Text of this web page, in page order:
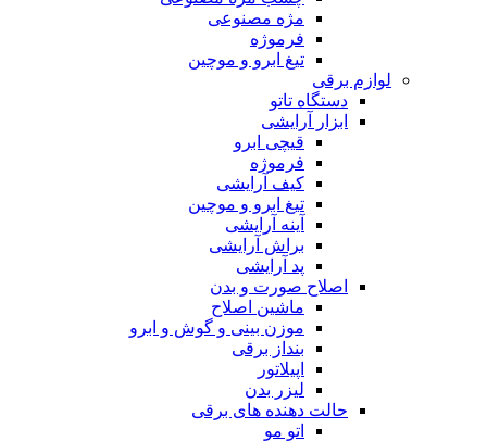
مژه مصنوعی
فرموژه
تیغ ابرو و موچین
لوازم برقی
دستگاه تاتو
ابزار آرایشی
قیچی ابرو
فرموژه
کیف آرایشی
تیغ ابرو و موچین
آینه آرایشی
براش آرایشی
پد آرایشی
اصلاح صورت و بدن
ماشین اصلاح
موزن بینی و گوش و ابرو
بنداز برقی
اپیلاتور
لیزر بدن
حالت دهنده های برقی
اتو مو